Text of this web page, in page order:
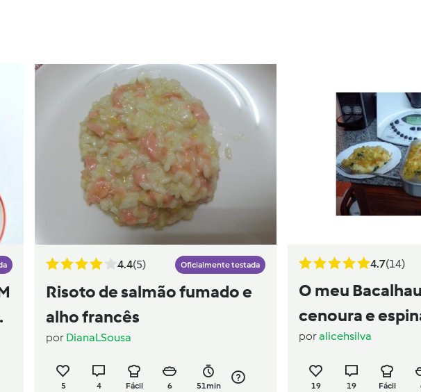
4.4(5) Oficialmente testada
Risoto de salmão fumado e
alho francês
por DianaLSousa
5 4 Fácil 6 51min
4.7(14)
O meu
cenoura e
poralicehsilva
19 19 Fácil